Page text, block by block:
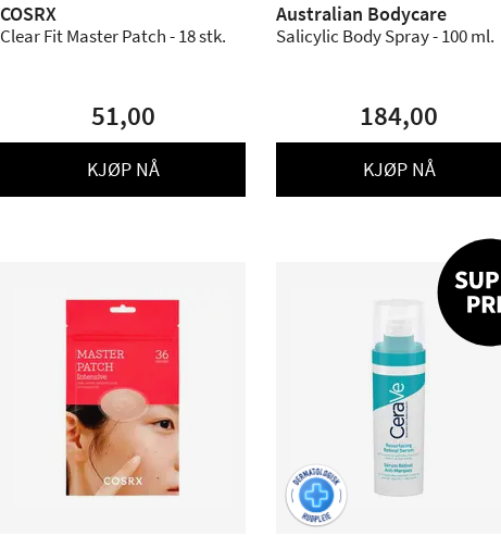
COSRX
Clear Fit Master Patch - 18 stk.
51,00
KJØP NÅ
Australian Bodycare
Salicylic Body Spray - 100 ml.
184,00
KJØP NÅ